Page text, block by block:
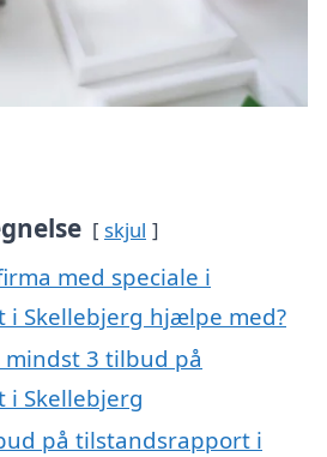
skjul
med speciale i
Skellebjerg hjælpe med?
3 tilbud på
Skellebjerg
på tilstandsrapport i